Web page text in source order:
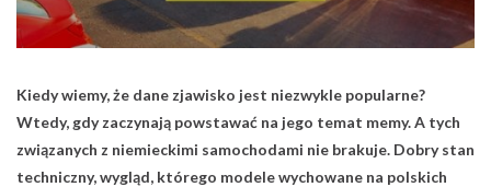
Kiedy wiemy, że dane zjawisko jest niezwykle popularne?
Wtedy, gdy zaczynają powstawać na jego temat memy. A tych
związanych z niemieckimi samochodami nie brakuje. Dobry stan
techniczny, wygląd, którego modele wychowane na polskich